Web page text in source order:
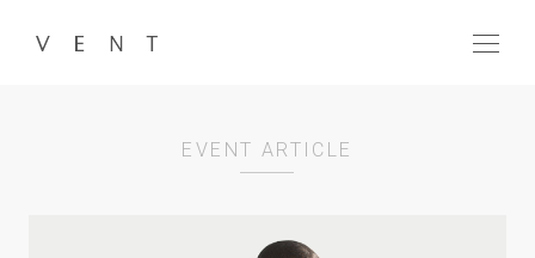
EVENT ARTICLE